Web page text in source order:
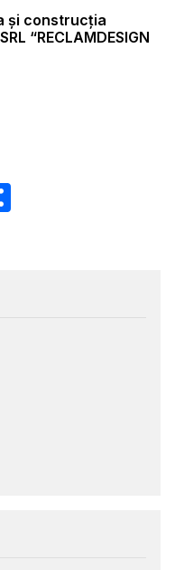
şi construcţia
“RECLAMDESIGN